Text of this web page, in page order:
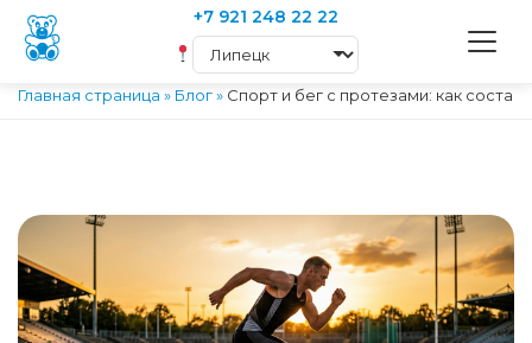
+7 921 248 22 22
Главная страница » Блог» Спорт и бег с протезами: как